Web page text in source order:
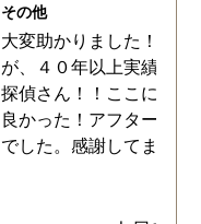
その他
大変助かりました！！さ
が、４０年以上実績のあ
探偵さん！！ここに頼ん
良かった！アフターも完
でした。感謝してます。